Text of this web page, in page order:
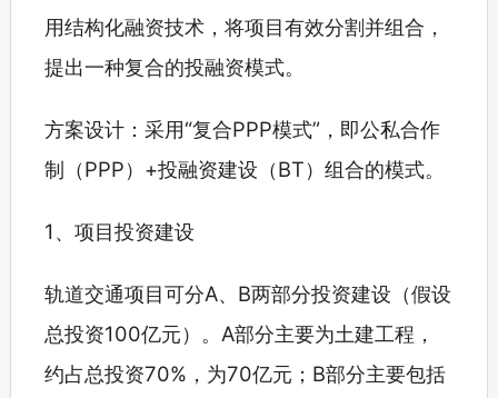
用结构化融资技术，将项目有效分割并组合，
提出一种复合的投融资模式。
方案设计：采用“复合PPP模式”，即公私合作
制（PPP）+投融资建设（BT）组合的模式。
1、项目投资建设
轨道交通项目可分A、B两部分投资建设（假设
总投资100亿元）。A部分主要为土建工程，
约占总投资70%，为70亿元；B部分主要包括